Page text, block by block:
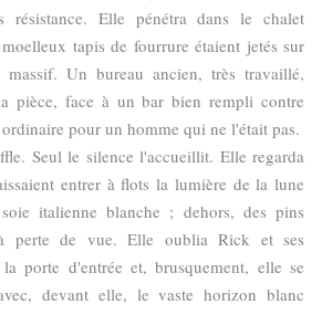
résistance. Elle pénétra dans le chalet
tapis de fourrure étaient jetés sur
Un bureau ancien, très travaillé,
pièce, face à un bar bien rempli contre
pour un homme qui ne l'était pas.
Seul le silence l'accueillit. Elle regarda
entrer à flots la lumière de la lune
italienne blanche ; dehors, des pins
à perte de vue. Elle oublia Rick et ses
porte d'entrée et, brusquement, elle se
devant elle, le vaste horizon blanc